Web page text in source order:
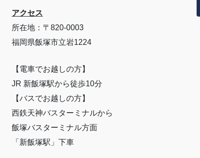
アクセス
所在地：〒820-0003
福岡県飯塚市立岩1224
【電車でお越しの方】
JR 新飯塚駅から徒歩10分
【バスでお越しの方】
西鉄天神バスターミナルから
飯塚バスターミナル方面
「新飯塚駅」下車